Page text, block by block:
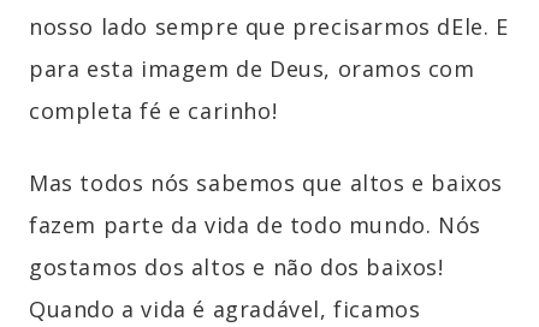
nosso lado sempre que precisarmos dEle. E
para esta imagem de Deus, oramos com
completa fé e carinho!
Mas todos nós sabemos que altos e baixos
fazem parte da vida de todo mundo. Nós
gostamos dos altos e não dos baixos!
Quando a vida é agradável, ficamos